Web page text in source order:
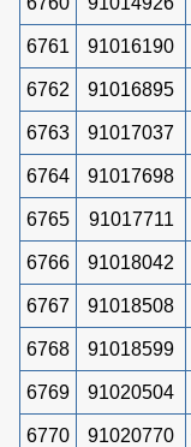
6761 91016190
6762 91016895
6763 91017037
6764 91017698
6765 91017711
6766 91018042
6767 91018508
6768 91018599
6769 91020504
6770 91020770